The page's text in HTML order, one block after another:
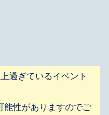
過ぎているイベント
能性がありますのでご